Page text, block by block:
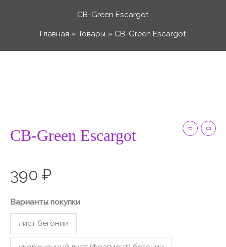
содержимому
СВ-Green Escargot
Главная
Товары СВ-Green Escargot
СВ-Green Escargot
390 ₽
Варианты покупки
лист бегонии